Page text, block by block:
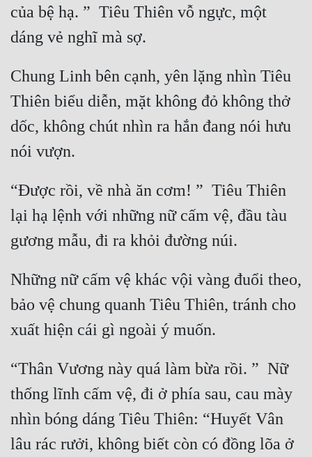
Nữ Cường
Nữ Phụ
Phong Thủy - Tâm Linh
Phản Phái
Quan Trường
Quân Sự
Sảng Văn
Sắc
Sủng
Tiên Hiệp
Tiểu Thuyết
Trinh Thám
của bệ hạ. ”  Tiêu Thiên vỗ ngực, một
Chung Linh bên cạnh, yên lặng nhìn Tiêu
Thiên biểu diễn, mặt không đỏ không thở
dốc, không chút nhìn ra hắn đang nói hưu
“Được rồi, về nhà ăn cơm! ”  Tiêu Thiên
lại hạ lệnh với những nữ cấm vệ, đầu tàu
Những nữ cấm vệ khác vội vàng đuổi theo,
bảo vệ chung quanh Tiêu Thiên, tránh cho
“Thân Vương này quá làm bừa rồi. ”  Nữ
thống lĩnh cấm vệ, đi ở phía sau, cau mày
nhìn bóng dáng Tiêu Thiên: “Huyết Vân
lâu rác rưởi, không biết còn có đồng lõa ở